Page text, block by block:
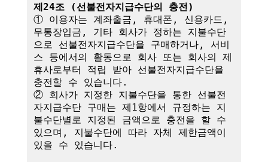
제24조 (선불전자지급수단의 충전)
① 이용자는 계좌출금, 휴대폰, 신용카드,
무통장입금, 기타 회사가 정하는 지불수단
으로 선불전자지급수단을 구매하거나, 서비
스 등에서의 활동으로 회사 또는 회사의 제
휴사로부터 적립 받아 선불전자지급수단을
충전할 수 있습니다.
② 회사가 지정한 지불수단을 통한 선불전
자지급수단 구매는 제1항에서 규정하는 지
불수단별로 지정된 금액으로 충전을 할 수
있으며, 지불수단에 따라 자체 제한금액이
있을 수 있습니다.